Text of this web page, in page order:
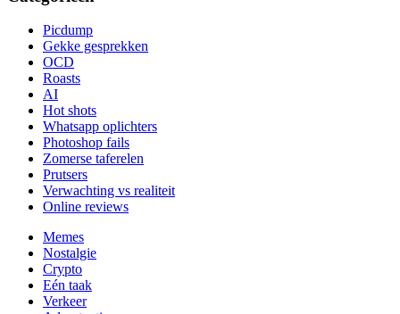
Picdump
Gekke gesprekken
OCD
Roasts
AI
Hot shots
Whatsapp oplichters
Photoshop fails
Zomerse taferelen
Prutsers
Verwachting vs realiteit
Online reviews
Memes
Nostalgie
Crypto
Eén taak
Verkeer